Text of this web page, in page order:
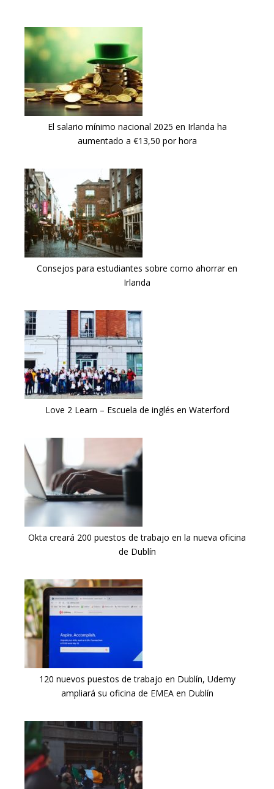
El salario mínimo nacional 2025 en Irlanda ha
aumentado a €13,50 por hora
Consejos para estudiantes sobre como ahorrar en
Irlanda
Love 2 Learn – Escuela de inglés en Waterford
Okta creará 200 puestos de trabajo en la nueva oficina
de Dublín
120 nuevos puestos de trabajo en Dublín, Udemy
ampliará su oficina de EMEA en Dublín